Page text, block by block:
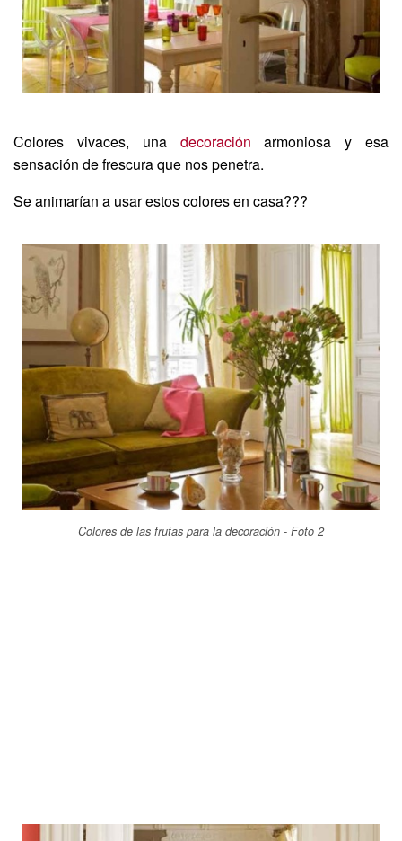
Colores vivaces, una decoración armoniosa y esa
sensación de frescura que nos penetra.
Se animarían a usar estos colores en casa???
Colores de las frutas para la decoración - Foto 2